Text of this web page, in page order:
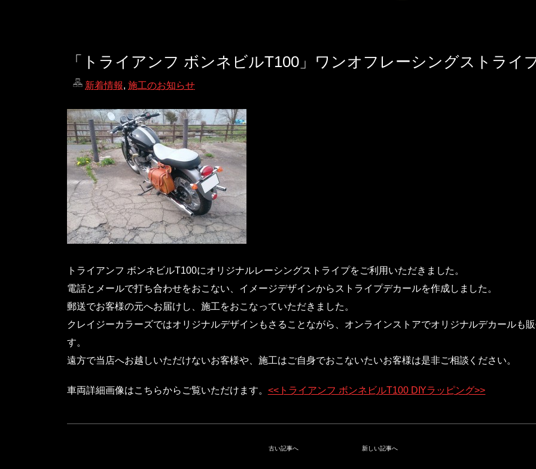
「トライアンフ ボンネビルT100」ワンオフレーシングストライ
新着情報, 施工のお知らせ
トライアンフ ボンネビルT100にオリジナルレーシングストライプをご利用いただきました。
電話とメールで打ち合わせをおこない、イメージデザインからストライプデカールを作成しました。
郵送でお客様の元へお届けし、施工をおこなっていただきました。
クレイジーカラーズではオリジナルデザインもさることながら、オンラインストアでオリジナルデカールも
す。
遠方で当店へお越しいただけないお客様や、施工はご自身でおこないたいお客様は是非ご相談ください。
車両詳細画像はこちらからご覧いただけます。 <<トライアンフ ボンネビルT100 DIYラッピング>>
古い記事へ 新しい記事へ